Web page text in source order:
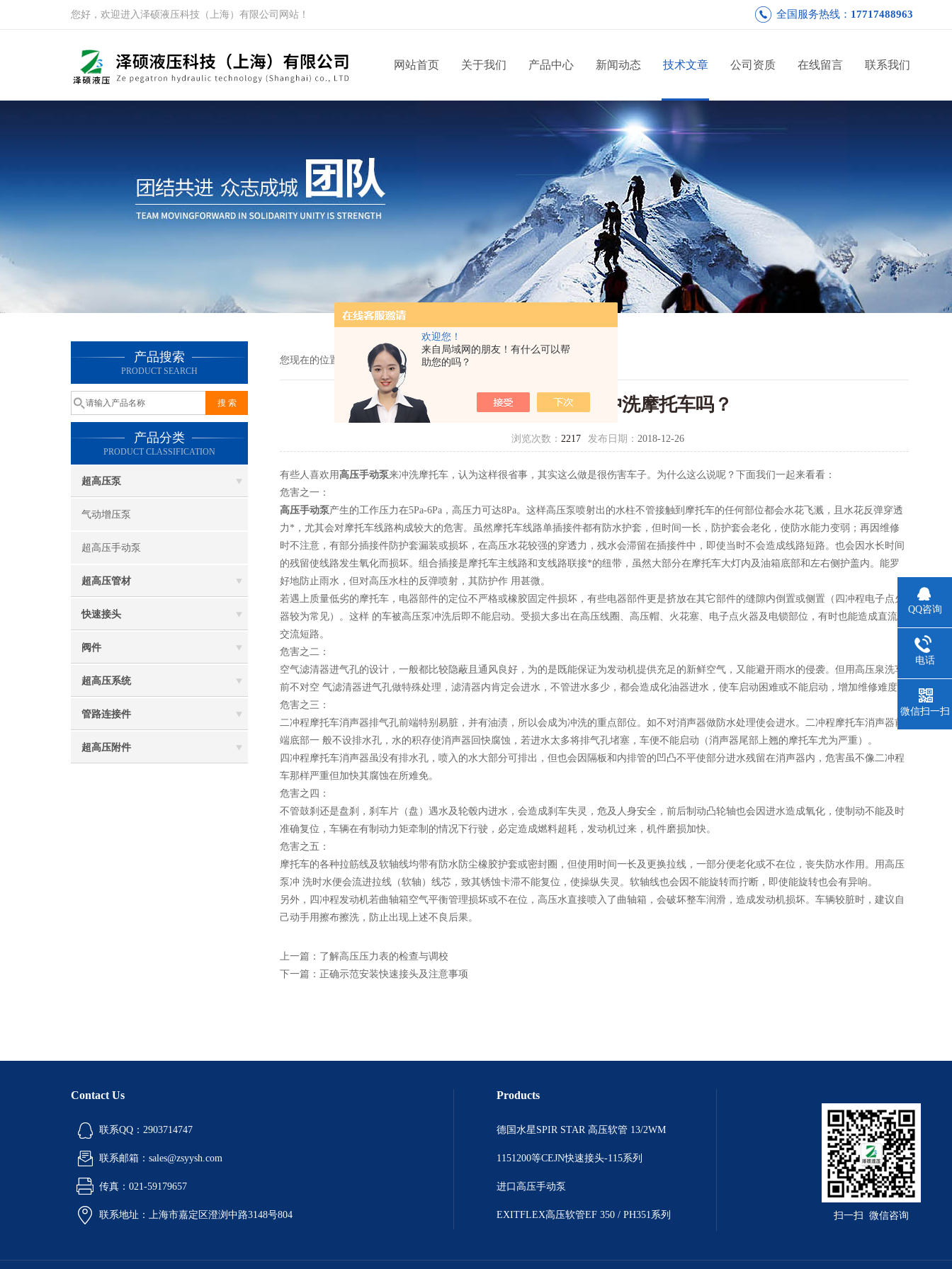
欢迎您！
来自局域网的朋友！有什么可以帮
助您的吗？
您好，欢迎进入泽硕液压科技（上海）有限公司网站！ 全国服务热线： 17717488963
网站首页 关于我们 产品中心 新闻动态 技术文章 公司资质 在线留言 联系我们
产品搜索
PRODUCT SEARCH
产品分类
PRODUCT CLASSIFICATION
超高压泵
气动增压泵
超高压手动泵
超高压管材
快速接头
阀件
超高压系统
管路连接件
超高压附件
您现在的位置： 首页 > 技术文章 > 高压手动泵能用来冲洗摩托车吗？
高压手动泵能用来冲洗摩托车吗？
浏览次数： 2217 发布日期： 2018-12-26
有些人喜欢用 高压手动泵来冲洗摩托车，认为这样很省事，其实这么做是很伤害车子。为什么这么说呢？下面我们一起来看看：
危害之一：
高压手动泵产生的工作压力在5Pa-6Pa，高压力可达8Pa。这样高压泵喷射出的水柱不管接触到摩托车的任何部位都会水花飞溅，且水花反弹穿透
力*，尤其会对摩托车线路构成较大的危害。虽然摩托车线路单插接件都有防水护套，但时间一长，防护套会老化，使防水能力变弱；再因维修
时不注意，有部分插接件防护套漏装或损坏，在高压水花较强的穿透力，残水会滞留在插接件中，即使当时不会造成线路短路。也会因水长时间
的残留使线路发生氧化而损坏。组合插接是摩托车主线路和支线路联接*的纽带，虽然大部分在摩托车大灯内及油箱底部和左右侧护盖内。能罗
好地防止雨水，但对高压水柱的反弹喷射，其防护作 用甚微。
若遇上质量低劣的摩托车，电器部件的定位不严格或橡胶固定件损坏，有些电器部件更是挤放在其它部件的缝隙内倒置或侧置（四冲程电子点火
器较为常见）。这样 的车被高压泵冲洗后即不能启动。受损大多出在高压线圈、高压帽、火花塞、电子点火器及电锁部位，有时也能造成直流或
交流短路。
危害之二：
空气滤清器进气孔的设计，一般都比较隐蔽且通风良好，为的是既能保证为发动机提供充足的新鲜空气，又能避开雨水的侵袭。但用高压泉洗车
前不对空 气滤清器进气孔做特殊处理，滤清器内肯定会进水，不管进水多少，都会造成化油器进水，使车启动困难或不能启动，增加维修难度。
危害之三：
二冲程摩托车消声器排气孔前端特别易脏，并有油渍，所以会成为冲洗的重点部位。如不对消声器做防水处理使会进水。二冲程摩托车消声器前
端底部一 般不设排水孔，水的积存使消声器回快腐蚀，若进水太多将排气孔堵塞，车便不能启动（消声器尾部上翘的摩托车尤为严重）。
四冲程摩托车消声器虽没有排水孔，喷入的水大部分可排出，但也会因隔板和内排管的凹凸不平使部分进水残留在消声器内，危害虽不像二冲程
车那样严重但加快其腐蚀在所难免。
危害之四：
不管鼓刹还是盘刹，刹车片（盘）遇水及轮毂内进水，会造成刹车失灵，危及人身安全，前后制动凸轮轴也会因进水造成氧化，使制动不能及时
准确复位，车辆在有制动力矩牵制的情况下行驶，必定造成燃料超耗，发动机过来，机件磨损加快。
危害之五：
摩托车的各种拉筋线及软轴线均带有防水防尘橡胶护套或密封圈，但使用时间一长及更换拉线，一部分便老化或不在位，丧失防水作用。用高压
泵冲 洗时水便会流进拉线（软轴）线芯，致其锈蚀卡滞不能复位，使操纵失灵。软轴线也会因不能旋转而拧断，即使能旋转也会有异响。
另外，四冲程发动机若曲轴箱空气平衡管理损坏或不在位，高压水直接喷入了曲轴箱，会破坏整车润滑，造成发动机损坏。车辆较脏时，建议自
己动手用擦布擦洗，防止出现上述不良后果。
上一篇： 了解高压压力表的检查与调校
下一篇： 正确示范安装快速接头及注意事项
Contact Us
联系QQ：2903714747
联系邮箱：sales@zsyysh.com
传真：021-59179657
联系地址：上海市嘉定区澄浏中路3148号804
Products
德国水星SPIR STAR 高压软管 13/2WM
1151200等CEJN快速接头-115系列
进口高压手动泵
EXITFLEX高压软管EF 350 / PH351系列 扫一扫 微信咨询
QQ咨询
电话
微信扫一扫